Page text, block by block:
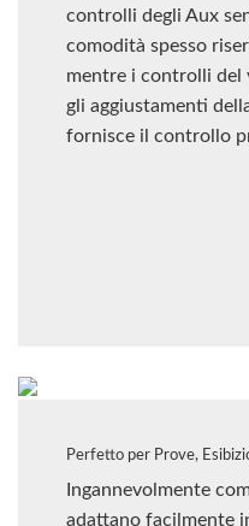
controlli degli Aux
comodità spesso
mentre i controlli
gli aggiustamenti
fornisce il controllo
Perfetto per Prove,
Ingannevolmente
adattano facilmente